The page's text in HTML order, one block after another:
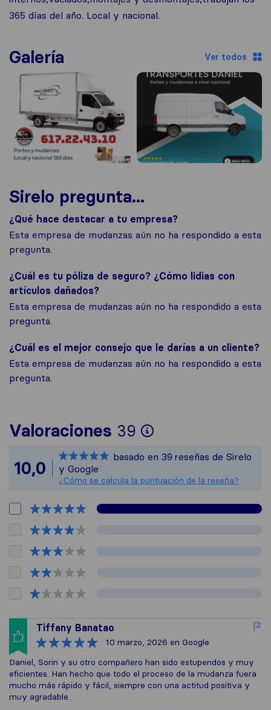
365 días del año. Local y nacional.
Galería Ver todos
Sirelo pregunta...
¿Qué hace destacar a tu empresa?
Esta empresa de mudanzas aún no ha respondido a esta
pregunta.
¿Cuál es tu póliza de seguro? ¿Cómo lidias con
artículos dañados?
Esta empresa de mudanzas aún no ha respondido a esta
pregunta.
¿Cuál es el mejor consejo que le darías a un cliente?
Esta empresa de mudanzas aún no ha respondido a esta
pregunta.
Valoraciones 39
Para ofrecerte
Todas las
10,0
basado en 39 reseñas de Sirelo
y Google
¿Cómo se calcula la puntuación de la reseña?
Tiffany Banatao
10 marzo, 2026 en Google
Daniel, Sorin y su otro compañero han sido estupendos y muy
eficientes. Han hecho que todo el proceso de la mudanza fuera
mucho más rápido y fácil, siempre con una actitud positiva y
muy agradable.